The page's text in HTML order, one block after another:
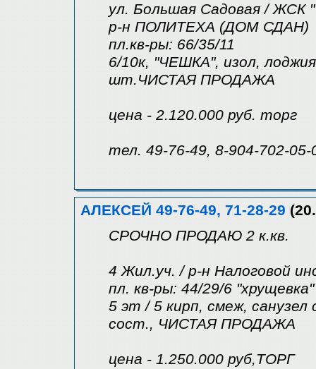
ул. Большая Садовая / ЖСК
р-н ПОЛИТЕХА (ДОМ СДАН)
пл.кв-ры: 66/35/11
6/10к, "ЧЕШКА", изол,
шт.ЧИСТАЯ ПРОДАЖА
цена - 2.120.000 руб. торг
тел. 49-76-49, 8-904-702-05-
АЛЕКСЕЙ 49-76-49, 71-28-29
СРОЧНО ПРОДАЮ 2 к.кв.
4 Жил.уч. / р-н Налоговой
пл. кв-ры: 44/29/6 "хрущевка"
5 эт / 5 кирп, смеж, санузел
сост., ЧИСТАЯ ПРОДАЖА
цена - 1.250.000 руб,ТОРГ